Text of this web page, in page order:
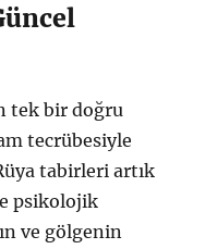
tek bir doğru
tecrübesiyle
tabirleri artık
psikolojik
ve gölgenin